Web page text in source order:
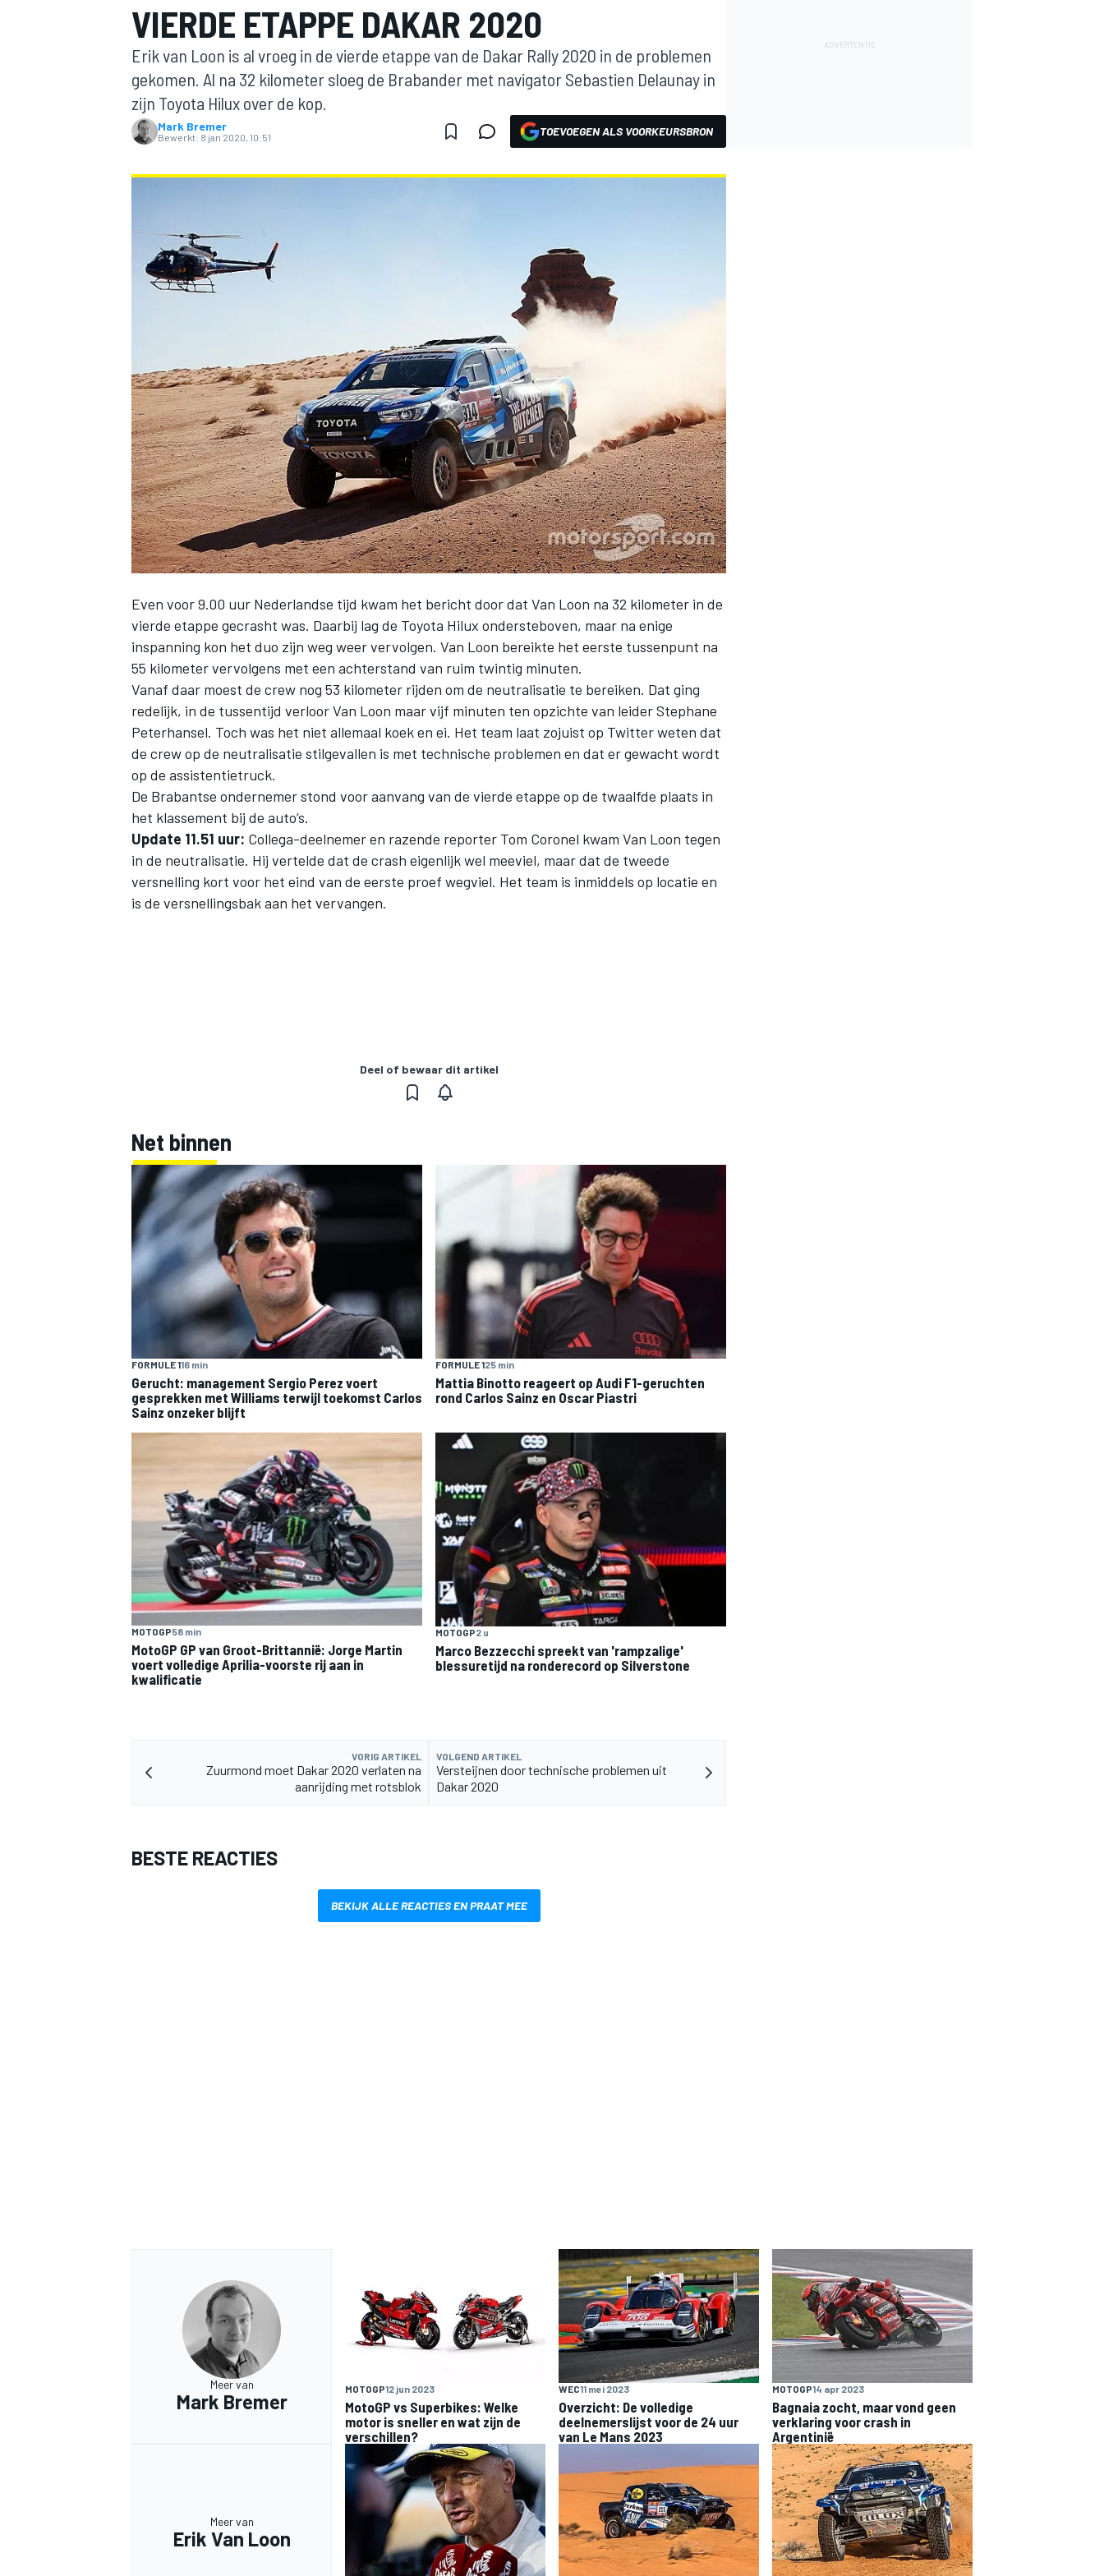
MOTOGP
INDYCAR
VIERDE ETAPPE DAKAR 2020
Erik van Loon is al vroeg in de vierde etappe van de Dakar Rally 2020 in de problemen
gekomen. Al na 32 kilometer sloeg de Brabander met navigator Sebastien Delaunay in
zijn Toyota Hilux over de kop.
Mark Bremer
Bewerkt: 8 jan 2020, 10:51 TOEVOEGEN ALS VOORKEURSBRON
Even voor 9.00 uur Nederlandse tijd kwam het bericht door dat Van Loon na 32 kilometer in de
vierde etappe gecrasht was. Daarbij lag de Toyota Hilux ondersteboven, maar na enige
inspanning kon het duo zijn weg weer vervolgen. Van Loon bereikte het eerste tussenpunt na
55 kilometer vervolgens met een achterstand van ruim twintig minuten.
Vanaf daar moest de crew nog 53 kilometer rijden om de neutralisatie te bereiken. Dat ging
redelijk, in de tussentijd verloor Van Loon maar vijf minuten ten opzichte van leider Stephane
Peterhansel. Toch was het niet allemaal koek en ei. Het team laat zojuist op Twitter weten dat
de crew op de neutralisatie stilgevallen is met technische problemen en dat er gewacht wordt
op de assistentietruck.
De Brabantse ondernemer stond voor aanvang van de vierde etappe op de twaalfde plaats in
het klassement bij de auto’s.
Update 11.51 uur: Collega-deelnemer en razende reporter Tom Coronel kwam Van Loon tegen
in de neutralisatie. Hij vertelde dat de crash eigenlijk wel meeviel, maar dat de tweede
versnelling kort voor het eind van de eerste proef wegviel. Het team is inmiddels op locatie en
is de versnellingsbak aan het vervangen.
Deel of bewaar dit artikel
Net binnen
FORMULE 116 min
Gerucht: management Sergio Perez voert
gesprekken met Williams terwijl toekomst Carlos
Sainz onzeker blijft
FORMULE 125 min
Mattia Binotto reageert op Audi F1-geruchten
rond Carlos Sainz en Oscar Piastri
MOTOGP58 min
MotoGP GP van Groot-Brittannië: Jorge Martin
voert volledige Aprilia-voorste rij aan in
kwalificatie
MOTOGP2 u
Marco Bezzecchi spreekt van 'rampzalige'
blessuretijd na ronderecord op Silverstone
VORIG ARTIKEL
Zuurmond moet Dakar 2020 verlaten na
aanrijding met rotsblok
VOLGEND ARTIKEL
Versteijnen door technische problemen uit
Dakar 2020
BESTE REACTIES
BEKIJK ALLE REACTIES EN PRAAT MEE
Meer van
Mark Bremer
MOTOGP12 jun 2023
MotoGP vs Superbikes: Welke
motor is sneller en wat zijn de
verschillen?
WEC11 mei 2023
Overzicht: De volledige
deelnemerslijst voor de 24 uur
van Le Mans 2023
MOTOGP14 apr 2023
Bagnaia zocht, maar vond geen
verklaring voor crash in
Argentinië
Meer van
Erik Van Loon